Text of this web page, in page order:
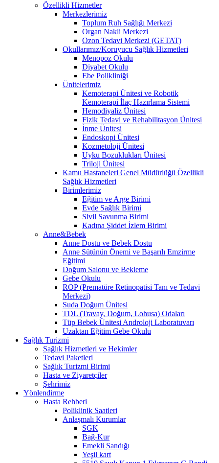
Özellikli Hizmetler
Merkezlerimiz
Toplum Ruh Sağlığı Merkezi
Organ Nakli Merkezi
Ozon Tedavi Merkezi (GETAT)
Okullarımız/Koruyucu Sağlık Hizmetleri
Menopoz Okulu
Diyabet Okulu
Ebe Polikliniği
Ünitelerimiz
Kemoterapi Ünitesi ve Robotik
Kemoterapi İlaç Hazırlama Sistemi
Hemodiyaliz Ünitesi
Fizik Tedavi ve Rehabilitasyon Ünitesi
İnme Ünitesi
Endoskopi Ünitesi
Kozmetoloji Ünitesi
Uyku Bozuklukları Ünitesi
Triloji Ünitesi
Kamu Hastaneleri Genel Müdürlüğü Özellikli
Sağlık Hizmetleri
Birimlerimiz
Eğitim ve Arge Birimi
Evde Sağlık Birimi
Sivil Savunma Birimi
Kadına Şiddet İzlem Birimi
Anne&Bebek
Anne Dostu ve Bebek Dostu
Anne Sütünün Önemi ve Başarılı Emzirme
Eğitimi
Doğum Salonu ve Bekleme
Gebe Okulu
ROP (Prematüre Retinopatisi Tanı ve Tedavi
Merkezi)
Suda Doğum Ünitesi
TDL (Travay, Doğum, Lohusa) Odaları
Tüp Bebek Ünitesi Androloji Laboratuvarı
Uzaktan Eğitim Gebe Okulu
Sağlık Turizmi
Sağlık Hizmetleri ve Hekimler
Tedavi Paketleri
Sağlık Turizmi Birimi
Hasta ve Ziyaretçiler
Şehrimiz
Yönlendirme
Hasta Rehberi
Poliklinik Saatleri
Anlaşmalı Kurumlar
SGK
Bağ-Kur
Emekli Sandığı
Yeşil kart